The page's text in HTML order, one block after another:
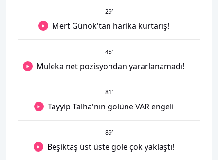
29’
Mert Günok'tan harika kurtarış!
45’
Muleka net pozisyondan yararlanamadı!
81’
Tayyip Talha'nın golüne VAR engeli
89’
Beşiktaş üst üste gole çok yaklaştı!